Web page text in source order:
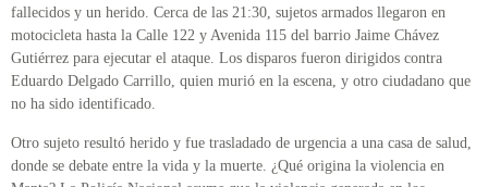
fallecidos y un herido. Cerca de las 21:30, sujetos armados llegaron en
motocicleta hasta la Calle 122 y Avenida 115 del barrio Jaime Chávez
Gutiérrez para ejecutar el ataque. Los disparos fueron dirigidos contra
Eduardo Delgado Carrillo, quien murió en la escena, y otro ciudadano que
no ha sido identificado.
Otro sujeto resultó herido y fue trasladado de urgencia a una casa de salud,
donde se debate entre la vida y la muerte. ¿Qué origina la violencia en